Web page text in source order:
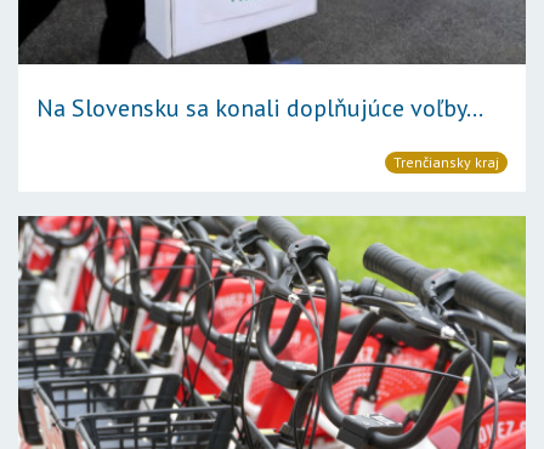
Na Slovensku sa konali doplňujúce voľby...
Trenčiansky kraj